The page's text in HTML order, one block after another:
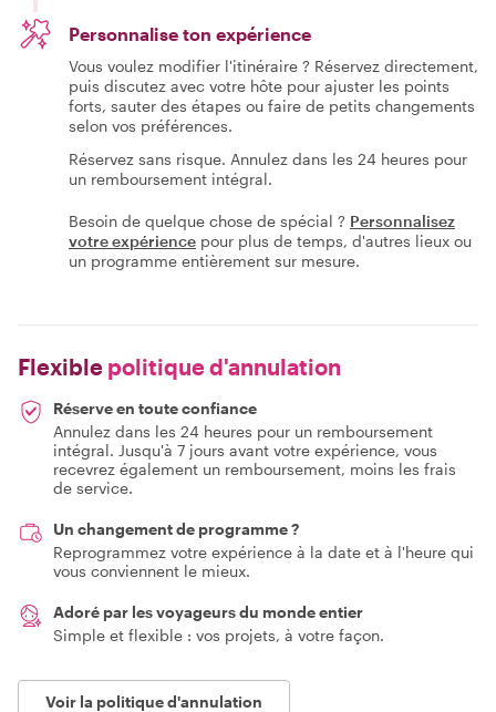
Personnalise ton expérience
Vous voulez modifier l'itinéraire ? Réservez directement,
puis discutez avec votre hôte pour ajuster les points
forts, sauter des étapes ou faire de petits changements
selon vos préférences.
Réservez sans risque. Annulez dans les 24 heures pour
un remboursement intégral.
Besoin de quelque chose de spécial ? Personnalisez
votre expérience pour plus de temps, d'autres lieux ou
un programme entièrement sur mesure.
Flexible politique d'annulation
Réserve en toute confiance
Annulez dans les 24 heures pour un remboursement
intégral. Jusqu'à 7 jours avant votre expérience, vous
recevrez également un remboursement, moins les frais
de service.
Un changement de programme ?
Reprogrammez votre expérience à la date et à l'heure qui
vous conviennent le mieux.
Adoré par les voyageurs du monde entier
Simple et flexible : vos projets, à votre façon.
Voir la politique d'annulation